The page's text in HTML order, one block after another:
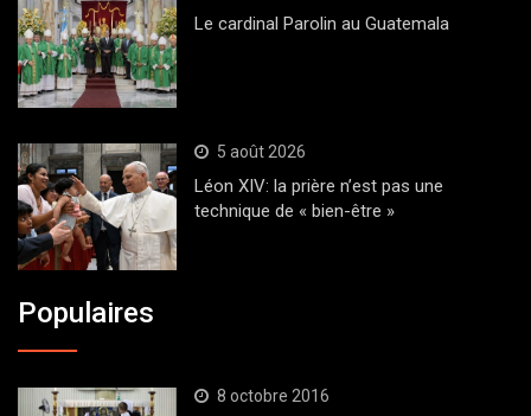
Le cardinal Parolin au Guatemala
5 août 2026
Léon XIV: la prière n’est pas une
technique de « bien-être »
Populaires
8 octobre 2016